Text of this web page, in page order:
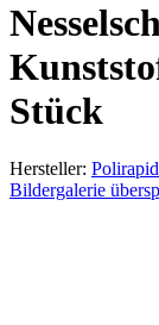
Stück
Hersteller:
Bildergalerie